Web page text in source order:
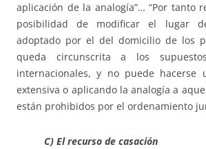
aplicación de la analogía”… “Por tanto
posibilidad de modificar el lugar
adoptado por el del domicilio de los
queda circunscrita a los
internacionales, y no puede hacerse
extensiva o aplicando la analogía a
están prohibidos por el ordenamiento
C) El recurso de casación